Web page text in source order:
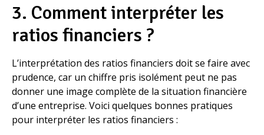
3. Comment interpréter les
ratios financiers ?
L’interprétation des ratios financiers doit se faire avec
prudence, car un chiffre pris isolément peut ne pas
donner une image complète de la situation financière
d’une entreprise. Voici quelques bonnes pratiques
pour interpréter les ratios financiers :